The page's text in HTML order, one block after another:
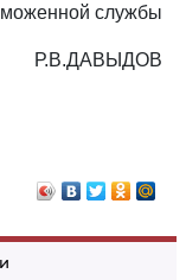
службы
Р.В.ДАВЫДОВ